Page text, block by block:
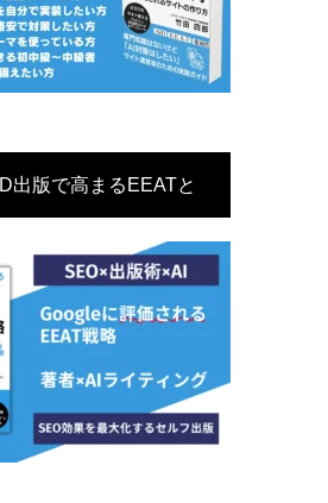
出版で高まるEEATと